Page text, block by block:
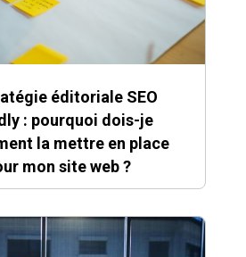
éditoriale SEO
: pourquoi dois-je
la mettre en place
mon site web ?